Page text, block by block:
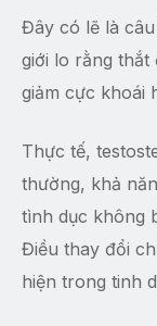
Đây có lẽ là
giới lo rằng thắt
giảm cực khoái
Thực tế,
thường, khả
tình dục không
Điều thay đổi
hiện trong tinh